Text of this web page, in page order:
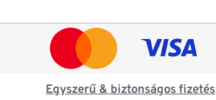
Egyszerű & biztonságos fizetés